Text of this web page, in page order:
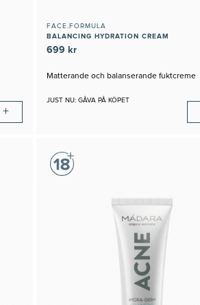
+
FACE.FORMULA
BALANCING HYDRATION CREAM
699 kr
Matterande och balanserande fuktcreme
JUST NU: GÅVA PÅ KÖPET